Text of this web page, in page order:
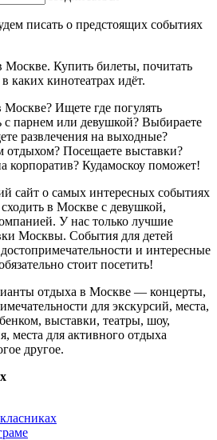
писать о предстоящих событиях
Москве. Купить билеты, почитать
каких кинотеатрах идёт.
Москве? Ищете где погулять
с парнем или девушкой? Выбираете
развлечения на выходные?
отдыхом? Посещаете выставки?
корпоратив? Кудамоскоу поможет!
сайт о самых интересных событиях
в Москве с девушкой,
У нас только лучшие
Москвы. События для детей
и интересные
стоит посетить!
отдыха в Москве — концерты,
для экскурсий, места,
выставки, театры, шоу,
места для активного отдыха
другое.